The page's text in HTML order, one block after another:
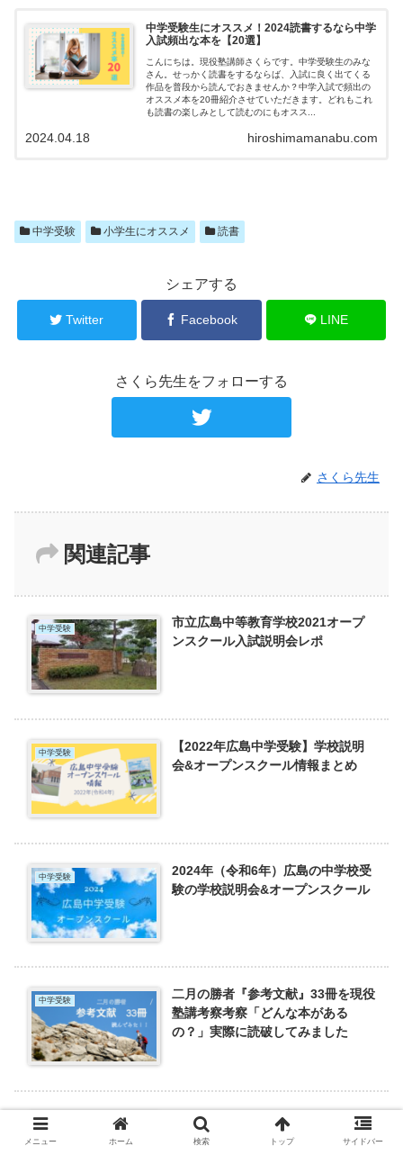
中学受験生にオススメ！2024読書するなら中学
入試頻出な本を【20選】
こんにちは。現役塾講師さくらです。中学受験生のみな
さん。せっかく読書をするならば、入試に良く出てくる
作品を普段から読んでおきませんか？中学入試で頻出の
オススメ本を20冊紹介させていただきます。どれもこれ
も読書の楽しみとして読むのにもオスス...
hiroshimamanabu.com
2024.04.18
中学受験 小学生にオススメ 読書
シェアする
Twitter Facebook LINE
さくら先生をフォローする
さくら先生
関連記事
中学受験
市立広島中等教育学校2021オープ
ンスクール入試説明会レポ
中学受験
【2022年広島中学受験】学校説明
会&オープンスクール情報まとめ
中学受験
2024年（令和6年）広島の中学校受
験の学校説明会&オープンスクール
中学受験
二月の勝者『参考文献』33冊を現役
塾講考察考察「どんな本がある
の？」実際に読破してみました
中学受験
広島の中学受験向け塾 徹底比較
【9選】
メニュー ホーム 検索 トップ サイドバー